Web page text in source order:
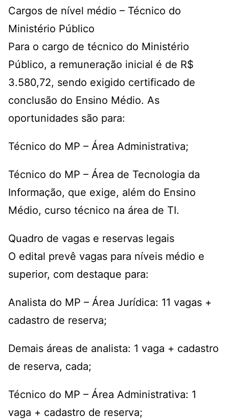
Cargos de nível médio – Técnico do
Ministério Público
Para o cargo de técnico do Ministério
Público, a remuneração inicial é de R$
3.580,72, sendo exigido certificado de
conclusão do Ensino Médio. As
oportunidades são para:
Técnico do MP – Área Administrativa;
Técnico do MP – Área de Tecnologia da
Informação, que exige, além do Ensino
Médio, curso técnico na área de TI.
Quadro de vagas e reservas legais
O edital prevê vagas para níveis médio e
superior, com destaque para:
Analista do MP – Área Jurídica: 11 vagas +
cadastro de reserva;
Demais áreas de analista: 1 vaga + cadastro
de reserva, cada;
Técnico do MP – Área Administrativa: 1
vaga + cadastro de reserva;